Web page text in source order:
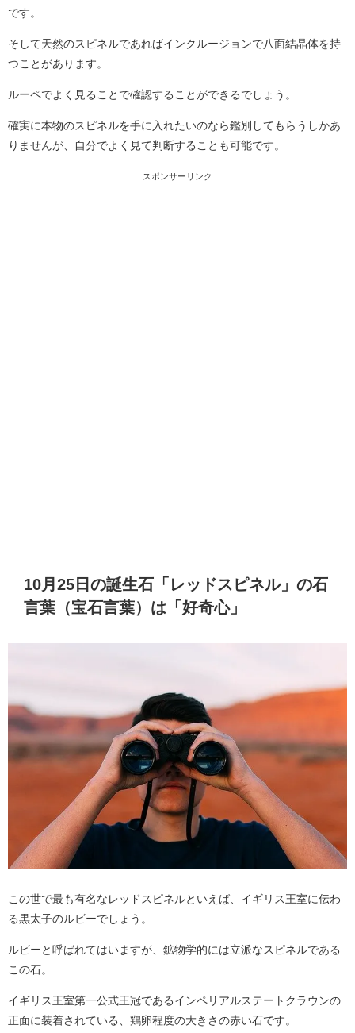
です。
そして天然のスピネルであればインクルージョンで八面結晶体を持
つことがあります。
ルーペでよく見ることで確認することができるでしょう。
確実に本物のスピネルを手に入れたいのなら鑑別してもらうしかあ
りませんが、自分でよく見て判断することも可能です。
スポンサーリンク
10月25日の誕生石「レッドスピネル」の石
言葉（宝石言葉）は「好奇心」
この世で最も有名なレッドスピネルといえば、イギリス王室に伝わ
る黒太子のルビーでしょう。
ルビーと呼ばれてはいますが、鉱物学的には立派なスピネルである
この石。
イギリス王室第一公式王冠であるインペリアルステートクラウンの
正面に装着されている、鶏卵程度の大きさの赤い石です。